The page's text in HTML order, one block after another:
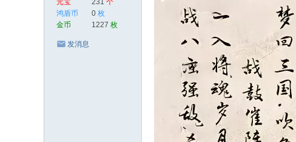
元宝 231 个
鸿盾币
0 枚
金币
1227 枚
发消息